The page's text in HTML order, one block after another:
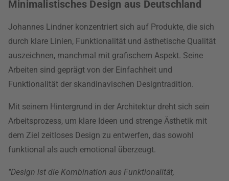
Minimalistisches Design aus Deutschland
Johannes Lindner konzentriert sich auf Produkte, die sich
durch klare Linien, Funktionalität und ästhetische Qualität
auszeichnen, manchmal mit grafischem Aspekt. Seine
Arbeiten sind geprägt von der Einfachheit und
Funktionalität der skandinavischen Designtradition.
Mit seinem Hintergrund in der Architektur dreht sich sein
Arbeitsprozess, um klare Ideen und strenge Ästhetik mit
dem Ziel zeitloses Design zu entwerfen, das sowohl
funktional als auch emotional überzeugt.
"Design ist die Kombination aus Funktionalität,